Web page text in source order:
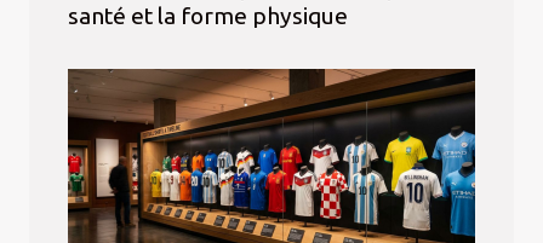
santé et la forme physique